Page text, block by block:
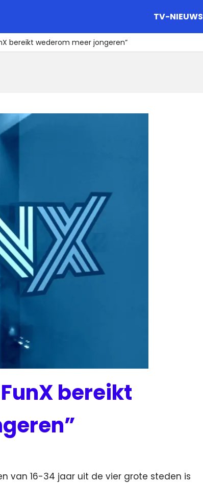
TV-NIEUWS
bereikt wederom meer jongeren”
bereikt
van 16-34 jaar uit de vier grote steden is